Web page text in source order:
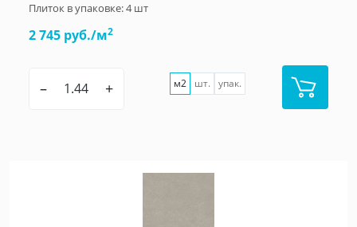
Плиток в упаковке:4шт
2 745 руб./м2
– + м2 шт. упак.